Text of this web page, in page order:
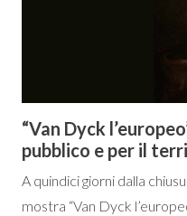
“Van Dyck
pubblico e per il
A quindici giorni dalla
mostra “Van Dyck